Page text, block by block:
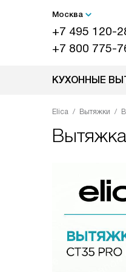
Москва
+7 495 120-
+7 800 775-
КУХОННЫЕ
Elica Вытяжки
Вытяжка